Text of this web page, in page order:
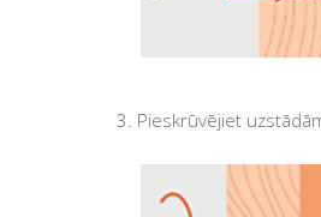
3. Pieskrūvējiet